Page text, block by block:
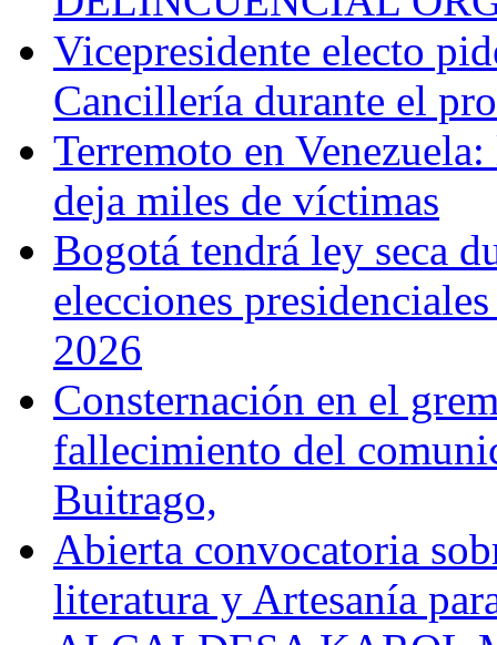
Vicepresidente electo
Cancillería durante el
Terremoto en
deja miles de víctimas
Bogotá tendrá ley seca
elecciones
2026
Consternación en el
fallecimiento del
Buitrago,
Abierta convocatoria
literatura y Artesanía